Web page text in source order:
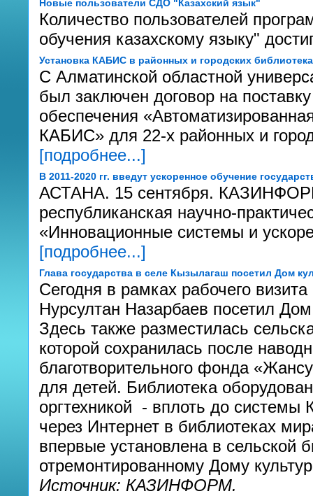
Новые пользователи СДО "Казахский язык"
Количество пользователей
обучения казахскому языку"
Установка КАБИС в районных и городских
С Алматинской областной
был заключен договор на
обеспечения
КАБИС» для 22-х районных и
[подробнее...]
В 2011-2020 гг. введут ускоренное обучение
АСТАНА. 15 сентября.
республиканская научно-
«Инновационные системы и
[подробнее...]
Глава государства в селе Кызылагаш посетил Дом
Сегодня в рамках рабочего
Нурсултан Назарбаев посетил
Здесь также разместилась
которой сохранилась после
благотворительного фонда
для детей. Библиотека
оргтехникой - вплоть до
через Интернет в библиотеках
впервые установлена в сельской
отремонтированному Дому
Источник: КАЗИНФОРМ.